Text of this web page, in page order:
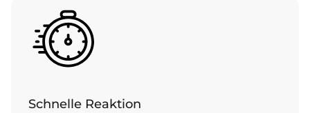
Schnelle Reaktion